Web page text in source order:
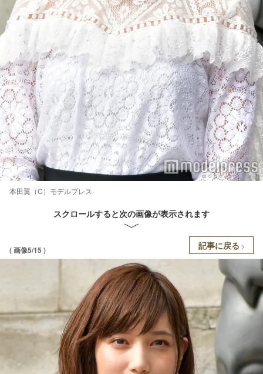
本田翼（C）モデルプレス
スクロールすると次の画像が表示されます
( 画像5/15 ) 記事に戻る